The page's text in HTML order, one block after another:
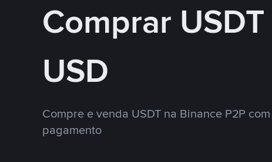
Comprar
USD
Compre e venda USDT na Binance P2P
pagamento